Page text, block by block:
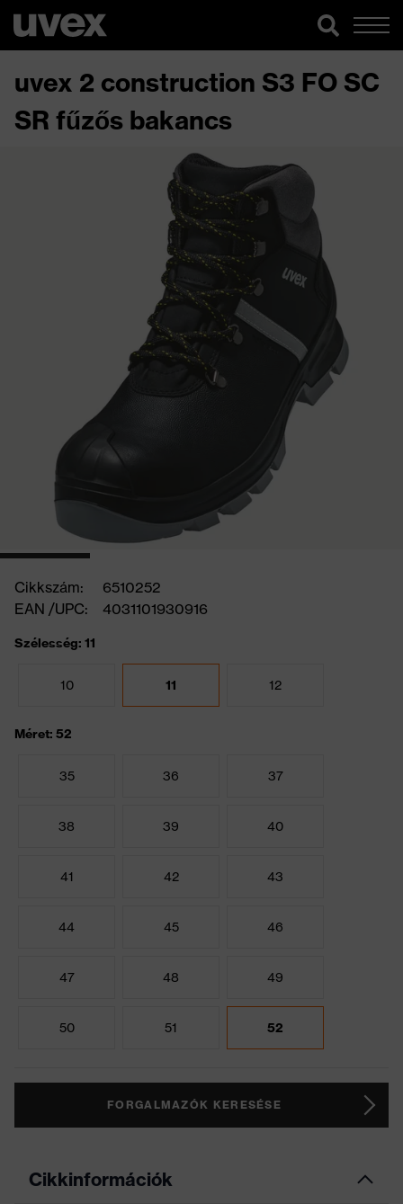
uvex 2 construction S3 FO SC
SR fűzős bakancs
Cikkszám:
6510252
EAN /UPC:
4031101930916
Szélesség: 11
10 11 12
Méret: 52
35 36 37
38 39 40
41 42 43
44 45 46
47 48 49
50 51 52
FORGALMAZÓK KERESÉSE
Cikkinformációk